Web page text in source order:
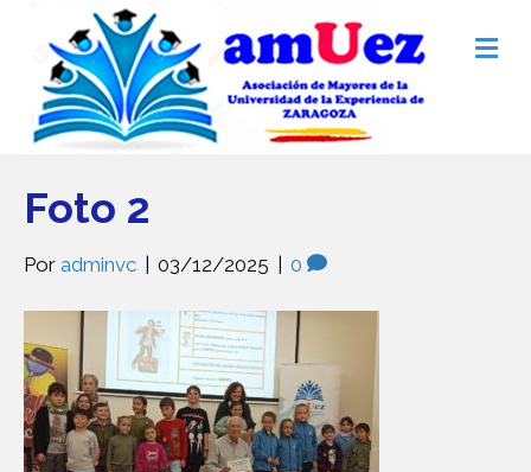
M
e
Foto 2
Por adminvc 03/12/2025 0